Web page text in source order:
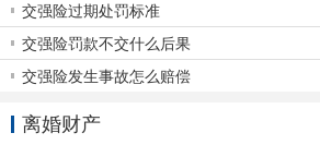
交强险过期处罚标准
交强险罚款不交什么后果
交强险发生事故怎么赔偿
离婚财产